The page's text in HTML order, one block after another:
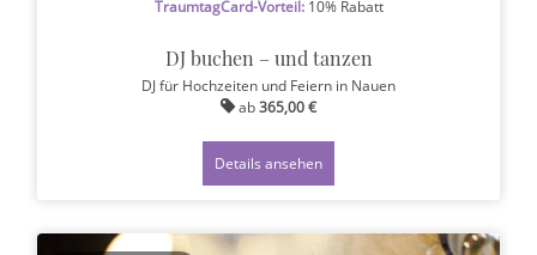
TraumtagCard-Vorteil:10% Rabatt
DJ buchen – und tanzen
DJ für Hochzeiten und Feiern in Nauen
ab365,00 €
Details ansehen